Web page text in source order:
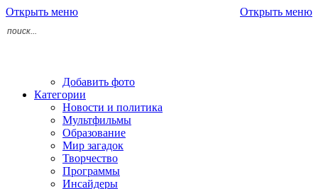
Открыть меню Открыть меню
Добавить фото
Категории
Новости и политика
Мультфильмы
Образование
Мир загадок
Творчество
Программы
Инсайдеры